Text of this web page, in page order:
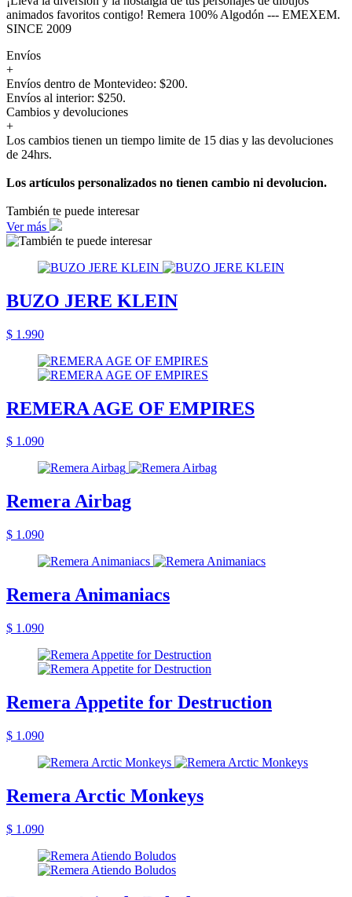
animados favoritos contigo! Remera 100% Algodón --- EMEXEM.
SINCE 2009
Envíos
+
Envíos dentro de Montevideo: $200.
Envíos al interior: $250.
Cambios y devoluciones
+
Los cambios tienen un tiempo limite de 15 dias y las devoluciones
de 24hrs.
Los artículos personalizados no tienen cambio ni devolucion.
También te puede interesar
Ver más
BUZO JERE KLEIN
$ 1.990
REMERA AGE OF EMPIRES
$ 1.090
Remera Airbag
$ 1.090
Remera Animaniacs
$ 1.090
Remera Appetite for Destruction
$ 1.090
Remera Arctic Monkeys
$ 1.090